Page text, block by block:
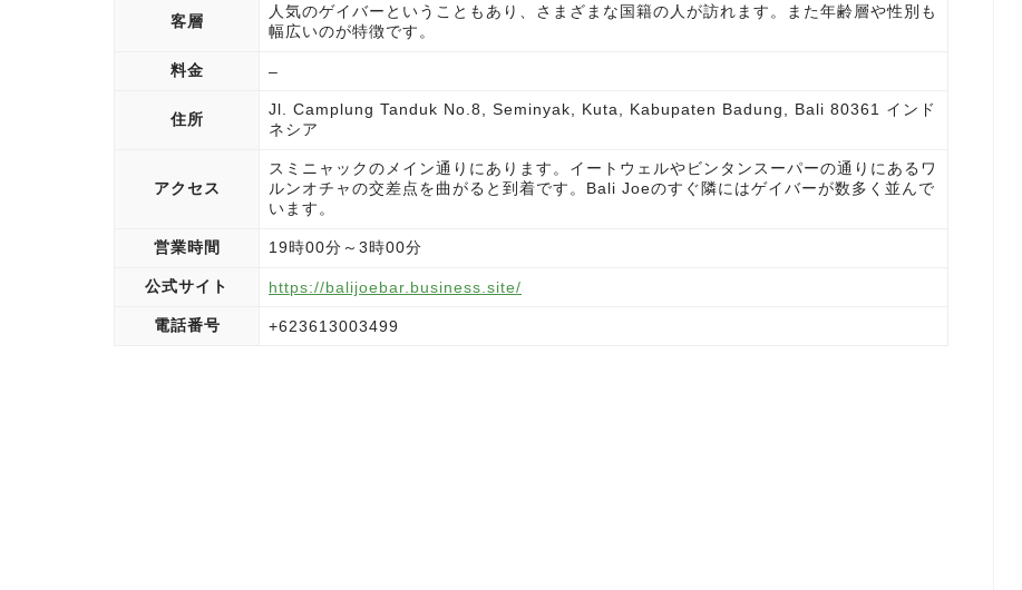
客層
人気のゲイバーということもあり、さまざまな国籍の人が訪れます。また年齢層や性別も
幅広いのが特徴です。
料金 –
住所
Jl. Camplung Tanduk No.8, Seminyak, Kuta, Kabupaten Badung, Bali 80361 インド
ネシア
アクセス
スミニャックのメイン通りにあります。イートウェルやビンタンスーパーの通りにあるワ
ルンオチャの交差点を曲がると到着です。Bali Joeのすぐ隣にはゲイバーが数多く並んで
います。
営業時間 19時00分～3時00分
公式サイト https://balijoebar.business.site/
電話番号 +623613003499